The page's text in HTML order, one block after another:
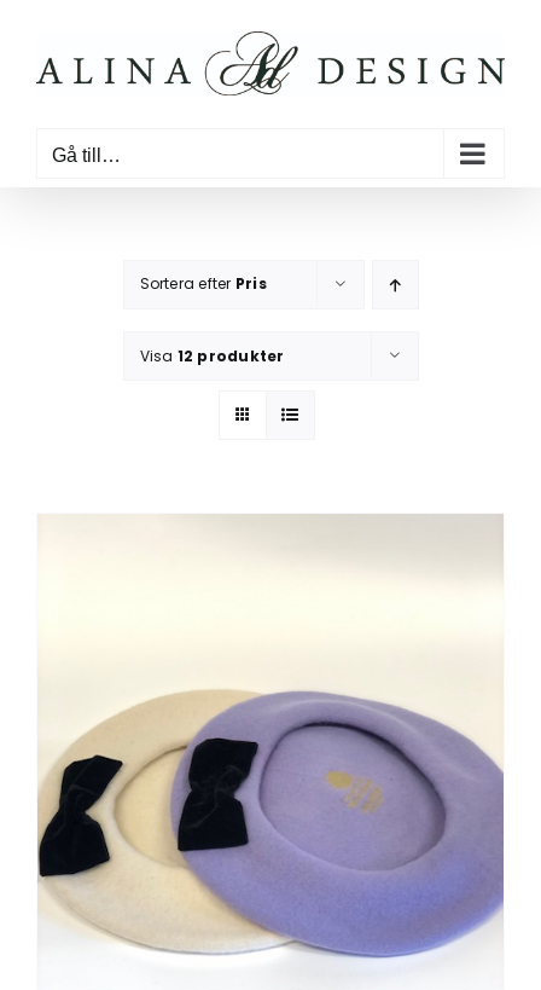
innehållet
Gå till…
Sortera efter Pris
Visa 12 produkter